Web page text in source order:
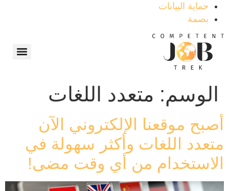
حماية البيانات
بصمة
الوسم: متعدد اللغات
أصبح موقعنا الإلكتروني الآن
متعدد اللغات وأكثر سهولة في
الاستخدام من أي وقت مضى!